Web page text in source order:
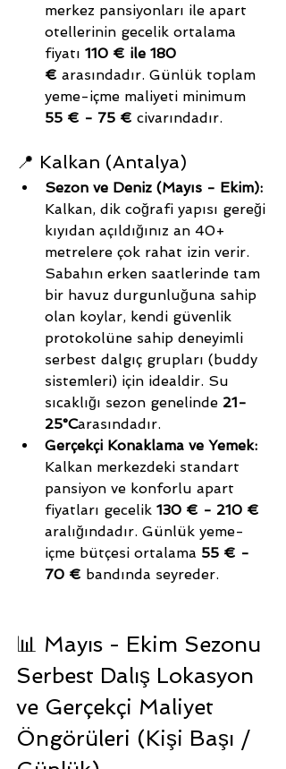
merkez pansiyonları ile apart
otellerinin gecelik ortalama
fiyatı 110 € ile 180
€ arasındadır. Günlük toplam
yeme-içme maliyeti minimum
55 € - 75 € civarındadır.
📍 Kalkan (Antalya)
Sezon ve Deniz (Mayıs - Ekim):
Kalkan, dik coğrafi yapısı gereği
kıyıdan açıldığınız an 40+
metrelere çok rahat izin verir.
Sabahın erken saatlerinde tam
bir havuz durgunluğuna sahip
olan koylar, kendi güvenlik
protokolüne sahip deneyimli
serbest dalgıç grupları (buddy
sistemleri) için idealdir. Su
sıcaklığı sezon genelinde 21-
25°Carasındadır.
Gerçekçi Konaklama ve Yemek:
Kalkan merkezdeki standart
pansiyon ve konforlu apart
fiyatları gecelik 130 € - 210 €
aralığındadır. Günlük yeme-
içme bütçesi ortalama 55 € -
70 € bandında seyreder.
📊 Mayıs - Ekim Sezonu
Serbest Dalış Lokasyon
ve Gerçekçi Maliyet
Öngörüleri (Kişi Başı /